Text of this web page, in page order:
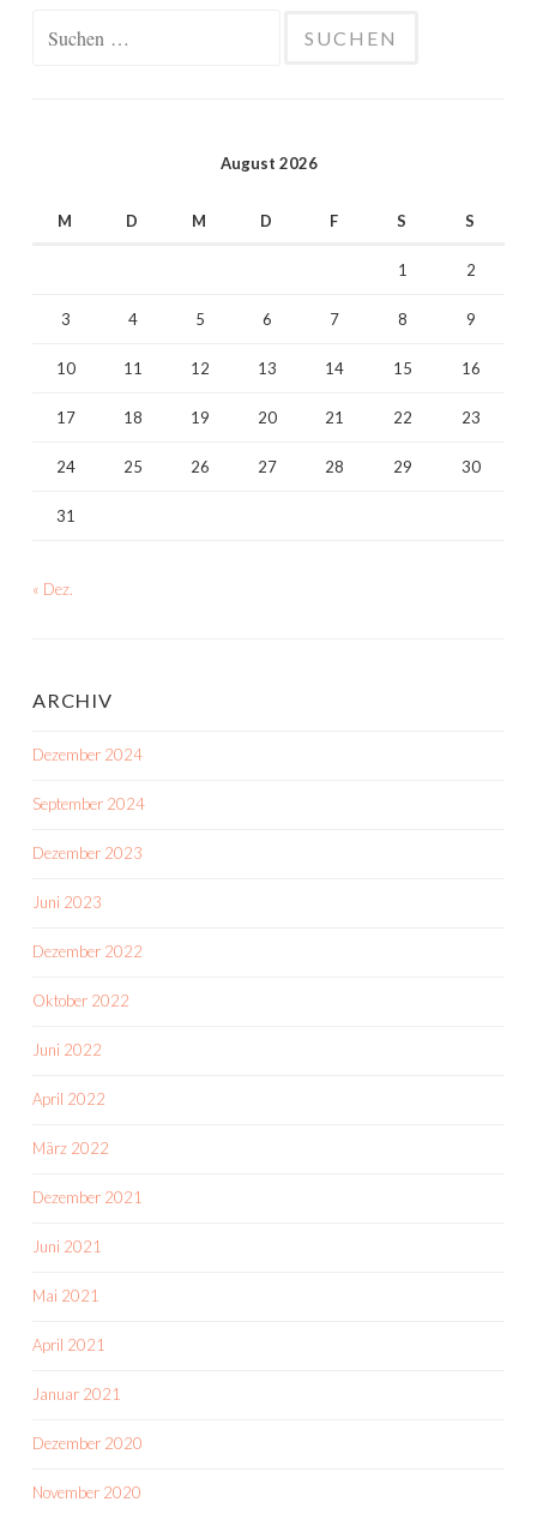
August 2026
M D M D F S S
1 2
3 4 5 6 7 8 9
10 11 12 13 14 15 16
17 18 19 20 21 22 23
24 25 26 27 28 29 30
31
« Dez.
ARCHIV
Dezember 2024
September 2024
Dezember 2023
Juni 2023
Dezember 2022
Oktober 2022
Juni 2022
April 2022
März 2022
Dezember 2021
Juni 2021
Mai 2021
April 2021
Januar 2021
Dezember 2020
November 2020